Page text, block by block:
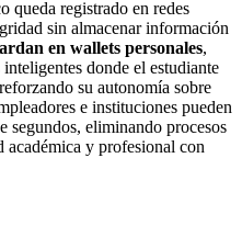
queda registrado en redes
sin almacenar información
en wallets personales,
donde el estudiante
su autonomía sobre
e instituciones pueden
segundos, eliminando procesos
y profesional con